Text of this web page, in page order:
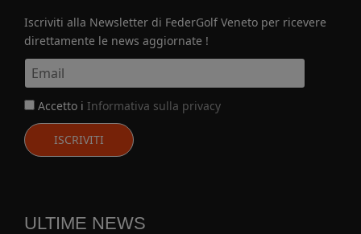
Iscriviti alla Newsletter di FederGolf Veneto per ricevere
direttamente le news aggiornate !
Accetto i Informativa sulla privacy
ISCRIVITI
ULTIME NEWS